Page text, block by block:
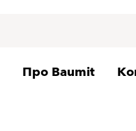
Про Baumit